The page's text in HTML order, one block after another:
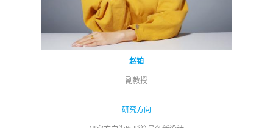
赵铂
副教授
研究方向